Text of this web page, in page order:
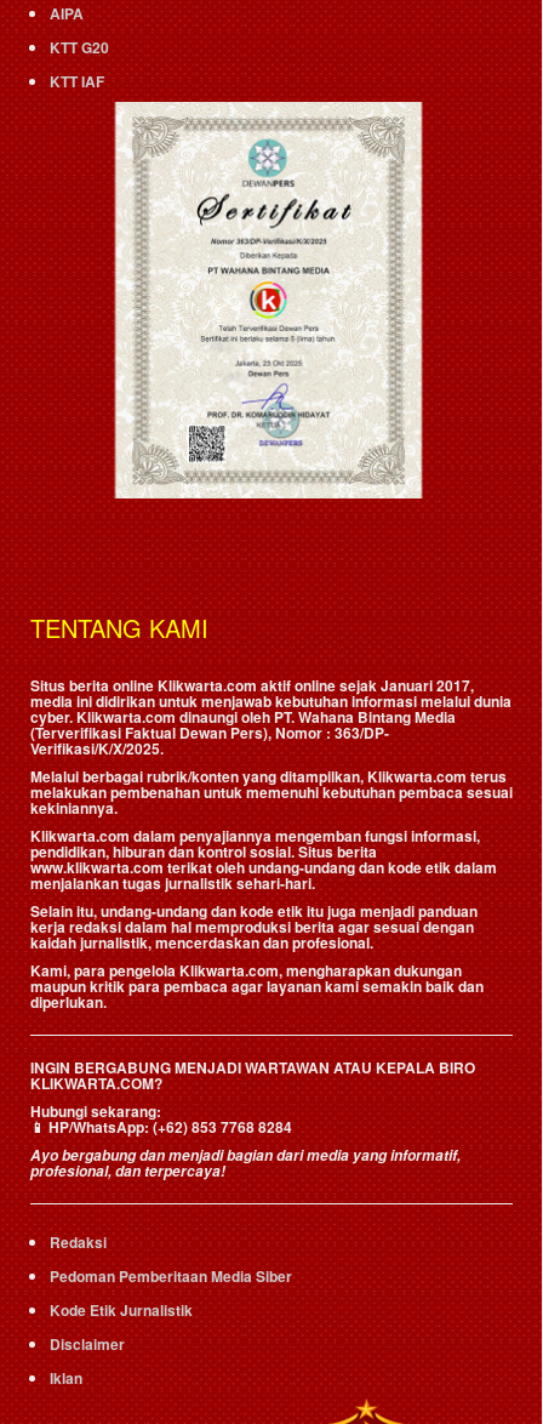
AIPA
KTT G20
KTT IAF
TENTANG KAMI
Situs berita online Klikwarta.com aktif online sejak Januari 2017,
media ini didirikan untuk menjawab kebutuhan informasi melalui dunia
cyber. Klikwarta.com dinaungi oleh PT. Wahana Bintang Media
(Terverifikasi Faktual Dewan Pers), Nomor : 363/DP-
Verifikasi/K/X/2025.
Melalui berbagai rubrik/konten yang ditampilkan, Klikwarta.com terus
melakukan pembenahan untuk memenuhi kebutuhan pembaca sesuai
kekiniannya.
Klikwarta.com dalam penyajiannya mengemban fungsi informasi,
pendidikan, hiburan dan kontrol sosial. Situs berita
www.klikwarta.com terikat oleh undang-undang dan kode etik dalam
menjalankan tugas jurnalistik sehari-hari.
Selain itu, undang-undang dan kode etik itu juga menjadi panduan
kerja redaksi dalam hal memproduksi berita agar sesuai dengan
kaidah jurnalistik, mencerdaskan dan profesional.
Kami, para pengelola Klikwarta.com, mengharapkan dukungan
maupun kritik para pembaca agar layanan kami semakin baik dan
diperlukan.
INGIN BERGABUNG MENJADI WARTAWAN ATAU KEPALA BIRO
KLIKWARTA.COM?
Hubungi sekarang:
📱HP/WhatsApp:(+62) 853 7768 8284
Ayo bergabung dan menjadi bagian dari media yang informatif,
profesional, dan terpercaya!
Redaksi
Pedoman Pemberitaan Media Siber
Kode Etik Jurnalistik
Disclaimer
Iklan